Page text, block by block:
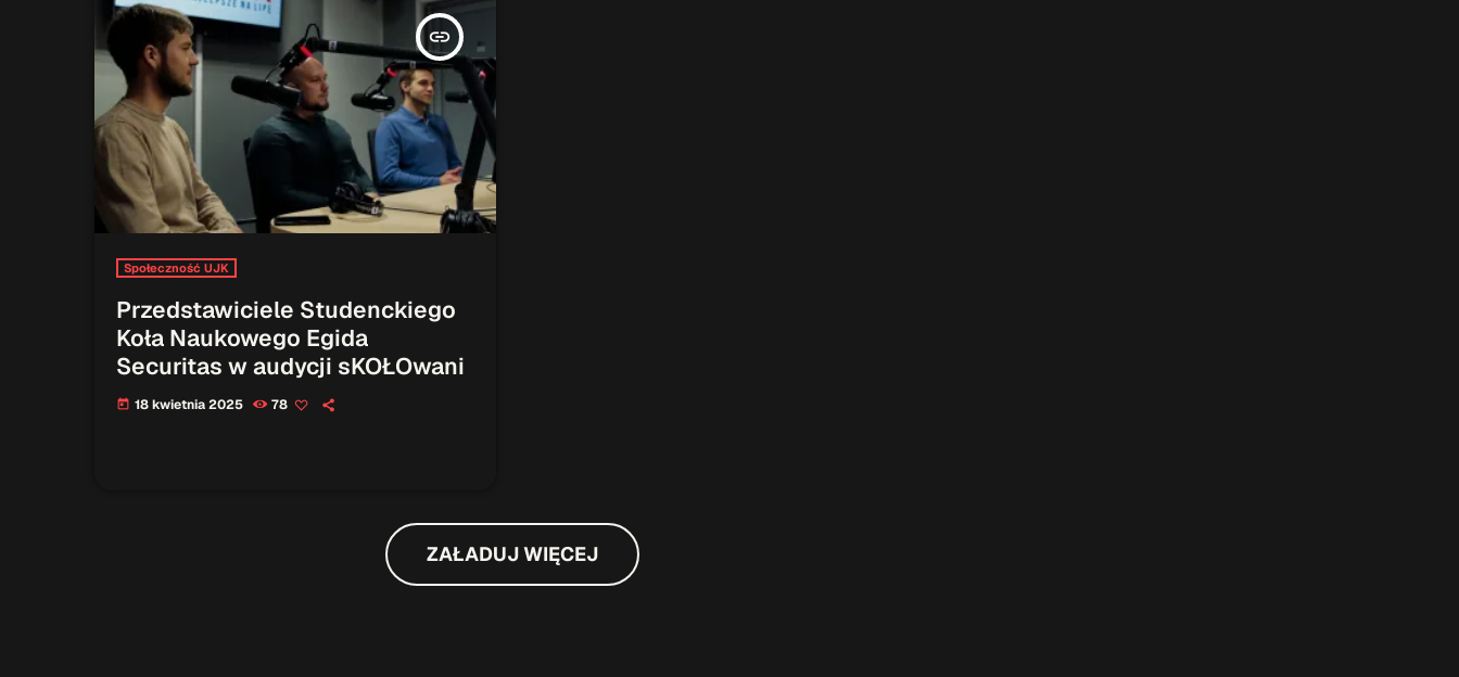
insert_link
Społeczność UJK
Przedstawiciele Studenckiego
Koła Naukowego Egida
Securitas w audycji sKOŁOwani
today 18 kwietnia 2025 78
ZAŁADUJ WIĘCEJ